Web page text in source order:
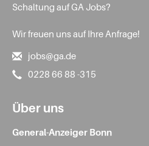
Schaltung auf GA Jobs?
Wir freuen uns auf Ihre Anfrage!
jobs@ga.de
0228 66 88 -315
Über uns
General-Anzeiger Bonn